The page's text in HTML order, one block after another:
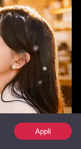
Appli